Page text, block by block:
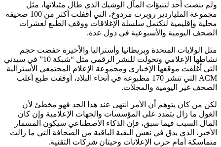
ولم ينصت أحد لتنبؤات المآل الوشيك الذي طال مثيلاتها، مثل
مجموعة الملياردير روبرت مردوخ، التي أقفلت أكثر من 100 صحيفة
محلية وإقليمية لتكتمل سلسلة الإغلاقات ووقف الطبع لعشرات
الصحف اليومية والأسبوعية في دول عدة.
مثل الولايات المتحدة وبريطانيا وأستراليا والأخيرة خفضت حجم
نشاطها الإعلامي وتحولت للنشر الرقمي مثل “شبكة 10” في سيدني
التي أغلقت موقعها الإخباري ومجموعة الإعلام المجتمعي الأسترالية
ACM التي تنشر 170 مطبوعة في أنحاء البلاد، أوقفت طبع أغلب
الصحف غير اليومية والمجلات.
لكن من كان يتوهم أن الأمر انتهى عند هذا الحد فهو مخطئ لأن
الغول ما زال يتمدد على المؤسسات والجهات الإعلامية وإن كان
المال السبب فيما سبق، فإن الذكاء الاصطناعي سيكون المسمار
الأخير، الذي يدق في نعش البقية الباقية من الصحافة التي ما زالت
متماسكة أمام حرب الإعلانات وحيتان شركات التقنية.